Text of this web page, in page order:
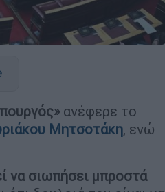
ανέφερε το
Μητσοτάκη, ενώ
να σιωπήσει μπροστά